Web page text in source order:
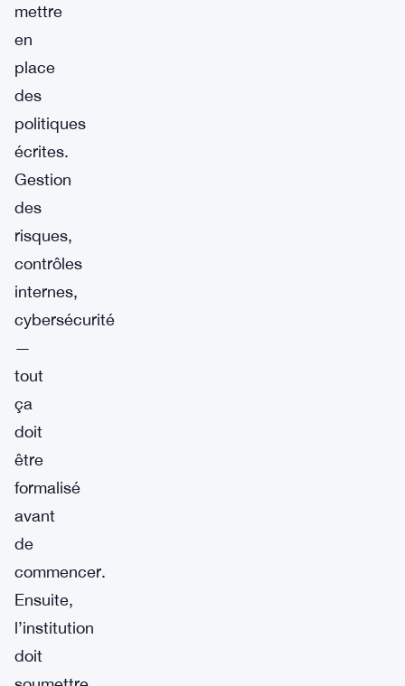
mettre
en
place
des
politiques
écrites.
Gestion
des
risques,
contrôles
internes,
cybersécurité
—
tout
ça
doit
être
formalisé
avant
de
commencer.
Ensuite,
l’institution
doit